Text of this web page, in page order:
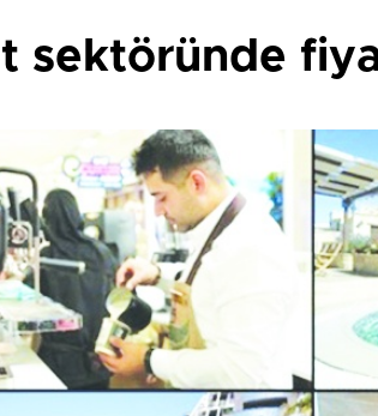
sektöründe
Birçok uyku